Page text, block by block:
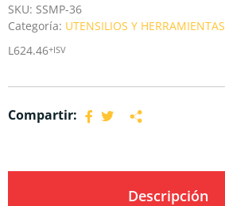
SKU: SSMP-36
Categoría: UTENSILIOS Y HERRAMIENTAS
L 624.46+ISV
Compartir:
Descripción